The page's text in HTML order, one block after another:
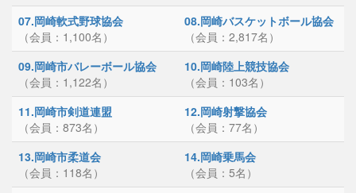
07.岡崎軟式野球協会
（会員：1,100名）
08.岡崎バスケットボール協会
（会員：2,817名）
09.岡崎市バレーボール協会
（会員：1,122名）
10.岡崎陸上競技協会
（会員：103名）
11.岡崎市剣道連盟
（会員：873名）
12.岡崎射撃協会
（会員：77名）
13.岡崎市柔道会
（会員：118名）
14.岡崎乗馬会
（会員：5名）